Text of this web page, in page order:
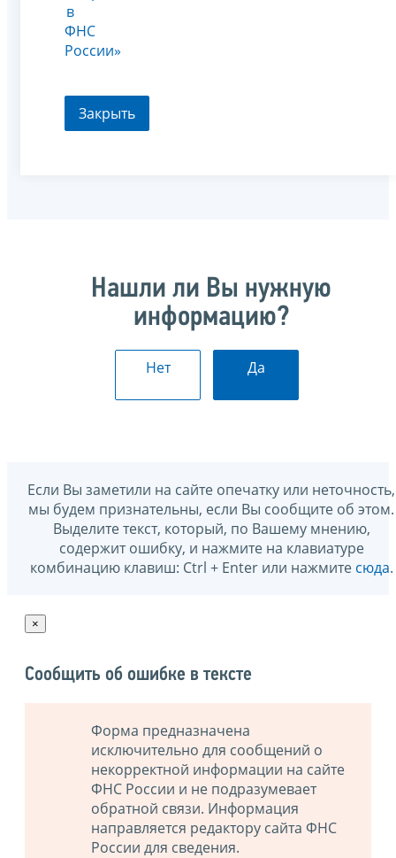
в
ФНС
России»
Закрыть
Нашли ли Вы нужную
информацию?
Нет Да
Если Вы заметили на сайте опечатку или неточность,
мы будем признательны, если Вы сообщите об этом.
Выделите текст, который, по Вашему мнению,
содержит ошибку, и нажмите на клавиатуре
комбинацию клавиш: Ctrl + Enter или нажмите сюда.
×
Сообщить об ошибке в тексте
Форма предназначена
исключительно для сообщений о
некорректной информации на сайте
ФНС России и не подразумевает
обратной связи. Информация
направляется редактору сайта ФНС
России для сведения.